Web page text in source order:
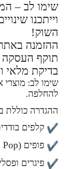
שימו לב –
וייתכנו
השוק!
ההזמנה
תוקף העסקה
בדיקת מלאי
שימו לב: מוצרי
להחלפה.
ההגדרה כוללת
קלפים
פופים (Funko Pop)
פיגרים